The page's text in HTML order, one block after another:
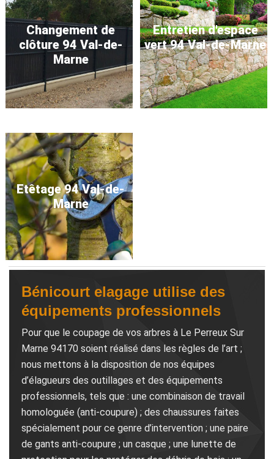
Changement de
clôture 94 Val-de-
Marne
Entretien d'espace
vert 94 Val-de-Marne
Etêtage 94 Val-de-
Marne
Bénicourt elagage utilise des
équipements professionnels
Pour que le coupage de vos arbres à Le Perreux Sur
Marne 94170 soient réalisé dans les règles de l’art ;
nous mettons à la disposition de nos équipes
d’élagueurs des outillages et des équipements
professionnels, tels que : une combinaison de travail
homologuée (anti-coupure) ; des chaussures faites
spécialement pour ce genre d’intervention ; une paire
de gants anti-coupure ; un casque ; une lunette de